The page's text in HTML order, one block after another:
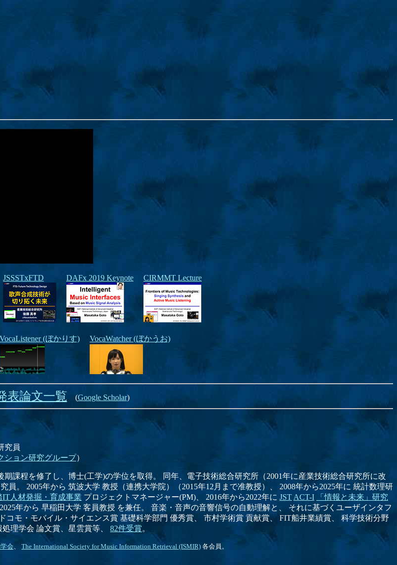
JSSSTxFTD DAFx 2019 Keynote CIRMMT Lecture
VocaListener (ぼかりす) VocaWatcher (ぼかうお)
表論文一覧 (Google Scholar)
究員
ション研究グループ）
課程を修了し、博士(工学)の学位を取得。 同年、電子技術総合研究所（2001年に産業技術総合研究所に改
員。 2005年から 筑波大学 教授（連携大学院）（2015年12月まで准教授）、 2008年から2025年に 統計数理研
IT人材発掘・育成事業 プロジェクトマネージャー(PM)、 2016年から2022年に JST ACT-I
「情報と未来」研究
年から 早稲田大学 客員教授 を兼任。 音楽・音声の音響信号の自動理解と、 それに基づくユーザインタフ
モ・モバイル・サイエンス賞 基礎科学部門 優秀賞、 市村学術賞 貢献賞、 FIT船井業績賞、 科学技術分野
理学会 論文賞、星雲賞等、 82件受賞。
会 The International Society for Music Information Retrieval (ISMIR) 各会員。